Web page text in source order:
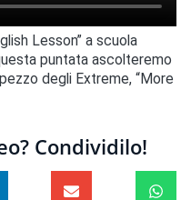
Lesson” a scuola
puntata ascolteremo
degli Extreme, “More
Condividilo!